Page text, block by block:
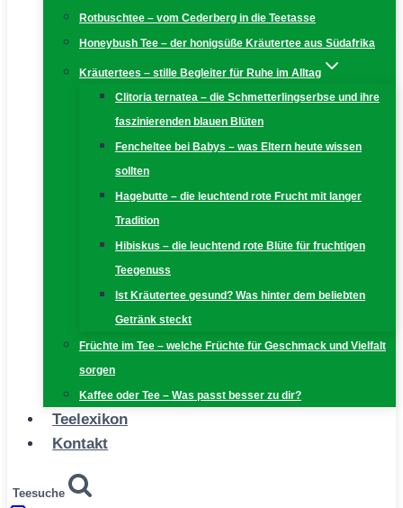
Rotbuschtee – vom Cederberg in die Teetasse
Honeybush Tee – der honigsüße Kräutertee aus Südafrika
Kräutertees – stille Begleiter für Ruhe im Alltag
Clitoria ternatea – die Schmetterlingserbse und ihre
faszinierenden blauen Blüten
Fencheltee bei Babys – was Eltern heute wissen
sollten
Hagebutte – die leuchtend rote Frucht mit langer
Tradition
Hibiskus – die leuchtend rote Blüte für fruchtigen
Teegenuss
Ist Kräutertee gesund? Was hinter dem beliebten
Getränk steckt
Früchte im Tee – welche Früchte für Geschmack und Vielfalt
sorgen
Kaffee oder Tee – Was passt besser zu dir?
Teelexikon
Kontakt
Teesuche